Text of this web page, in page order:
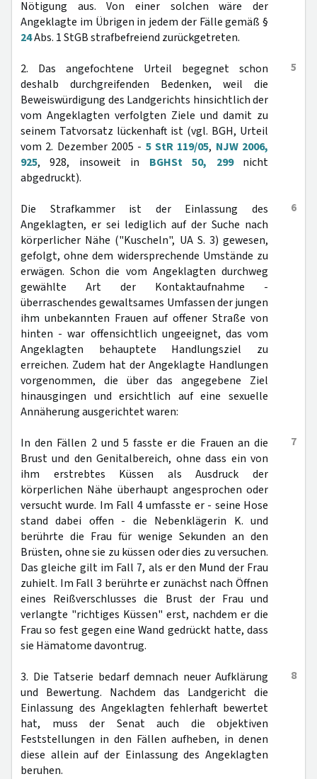
Nötigung aus. Von einer solchen wäre der
Angeklagte im Übrigen in jedem der Fälle gemäß §
24Abs. 1 StGB strafbefreiend zurückgetreten.
5
2. Das angefochtene Urteil begegnet schon
deshalb durchgreifenden Bedenken, weil die
Beweiswürdigung des Landgerichts hinsichtlich der
vom Angeklagten verfolgten Ziele und damit zu
seinem Tatvorsatz lückenhaft ist (vgl. BGH, Urteil
vom 2. Dezember 2005 - 5 StR 119/05, NJW 2006,
925, 928, insoweit in BGHSt 50, 299nicht
abgedruckt).
6
Die Strafkammer ist der Einlassung des
Angeklagten, er sei lediglich auf der Suche nach
körperlicher Nähe ("Kuscheln", UA S. 3) gewesen,
gefolgt, ohne dem widersprechende Umstände zu
erwägen. Schon die vom Angeklagten durchweg
gewählte Art der Kontaktaufnahme -
überraschendes gewaltsames Umfassen der jungen
ihm unbekannten Frauen auf offener Straße von
hinten - war offensichtlich ungeeignet, das vom
Angeklagten behauptete Handlungsziel zu
erreichen. Zudem hat der Angeklagte Handlungen
vorgenommen, die über das angegebene Ziel
hinausgingen und ersichtlich auf eine sexuelle
Annäherung ausgerichtet waren:
7
In den Fällen 2 und 5 fasste er die Frauen an die
Brust und den Genitalbereich, ohne dass ein von
ihm erstrebtes Küssen als Ausdruck der
körperlichen Nähe überhaupt angesprochen oder
versucht wurde. Im Fall 4 umfasste er - seine Hose
stand dabei offen - die Nebenklägerin K. und
berührte die Frau für wenige Sekunden an den
Brüsten, ohne sie zu küssen oder dies zu versuchen.
Das gleiche gilt im Fall 7, als er den Mund der Frau
zuhielt. Im Fall 3 berührte er zunächst nach Öffnen
eines Reißverschlusses die Brust der Frau und
verlangte "richtiges Küssen" erst, nachdem er die
Frau so fest gegen eine Wand gedrückt hatte, dass
sie Hämatome davontrug.
8
3. Die Tatserie bedarf demnach neuer Aufklärung
und Bewertung. Nachdem das Landgericht die
Einlassung des Angeklagten fehlerhaft bewertet
hat, muss der Senat auch die objektiven
Feststellungen in den Fällen aufheben, in denen
diese allein auf der Einlassung des Angeklagten
beruhen.